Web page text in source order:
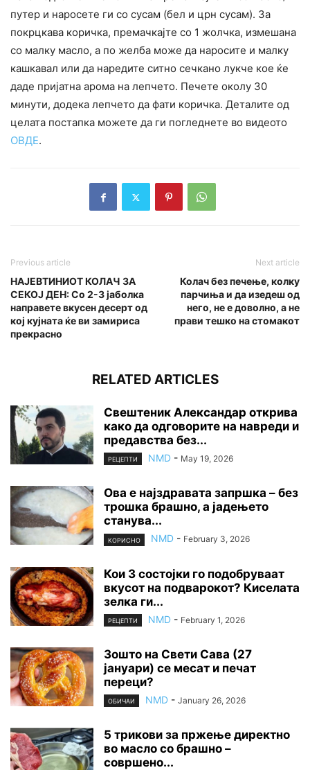
путер и наросете ги со сусам (бел и црн сусам). За
покрцкава коричка, премачкајте со 1 жолчка, измешана
со малку масло, а по желба може да наросите и малку
кашкавал или да наредите ситно сечкано лукче кое ќе
даде пријатна арома на лепчето. Печете околу 30
минути, додека лепчето да фати коричка. Деталите од
целата постапка можете да ги погледнете во видеото
ОВДЕ.
Previous article
НАЈЕВТИНИОТ КОЛАЧ ЗА
СЕКОЈ ДЕН: Со 2-3 јаболка
направете вкусен десерт од
кој кујната ќе ви замириса
прекрасно
Next article
Колач без печење, колку
парчиња и да изедеш од
него, не е доволно, а не
прави тешко на стомакот
RELATED ARTICLES
Свештеник Александар открива
како да одговорите на навреди и
предавства без...
РЕЦЕПТИ NMD - May 19, 2026
Ова е најздравата запршка – без
трошка брашно, а јадењето
станува...
КОРИСНО NMD - February 3, 2026
Кои 3 состојки го подобруваат
вкусот на подварокот? Киселата
зелка ги...
РЕЦЕПТИ NMD - February 1, 2026
Зошто на Свети Сава (27
јануари) се месат и печат
переци?
ОБИЧАИ NMD - January 26, 2026
5 трикови за пржење директно
во масло со брашно –
совршено...